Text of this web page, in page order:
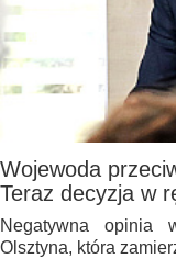
Wojewoda
Teraz decyzja w
Negatywna opinia
Olsztyna, która